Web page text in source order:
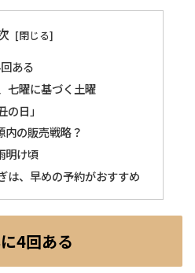
ある
七曜に基づく土曜
日」
の販売戦略？
明け頃
は、早めの予約がおすすめ
4回ある